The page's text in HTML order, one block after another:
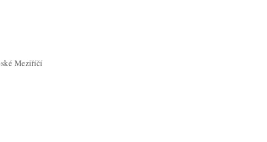
Meziříčí